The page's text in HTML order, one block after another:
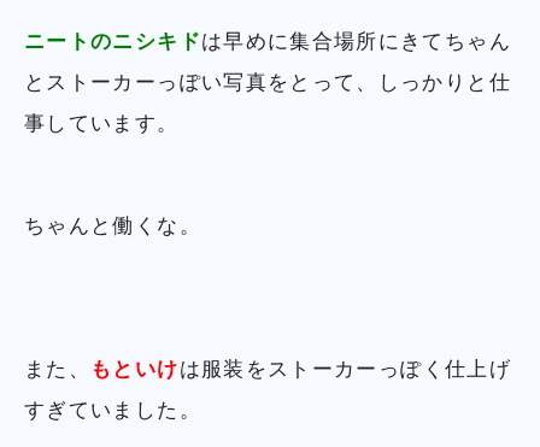
ニートのニシキドは早めに集合場所にきてちゃん
とストーカーっぽい写真をとって、しっかりと仕
事しています。
ちゃんと働くな。
また、 もといけは服装をストーカーっぽく仕上げ
すぎていました。